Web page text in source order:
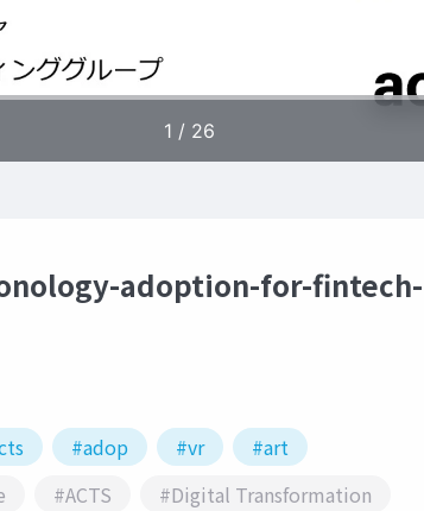
adoption-for-fintech-
#adop #vr
#art
#ACTS #Digital Transformation